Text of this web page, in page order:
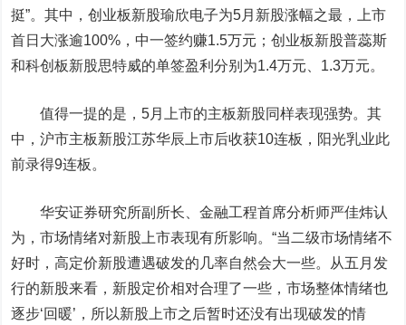
挺”。其中，创业板新股瑜欣电子为5月新股涨幅之最，上市
首日大涨逾100%，中一签约赚1.5万元；创业板新股普蕊斯
和科创板新股思特威的单签盈利分别为1.4万元、1.3万元。
值得一提的是，5月上市的主板新股同样表现强势。其
中，沪市主板新股江苏华辰上市后收获10连板， 阳光乳业此
前录得9连板。
华安证券研究所副所长、金融工程首席分析师严佳炜认
为，市场情绪对新股上市表现有所影响。“当二级市场情绪不
好时，高定价新股遭遇破发的几率自然会大一些。从五月发
行的新股来看，新股定价相对合理了一些，市场整体情绪也
逐步‘回暖’，所以新股上市之后暂时还没有出现破发的情